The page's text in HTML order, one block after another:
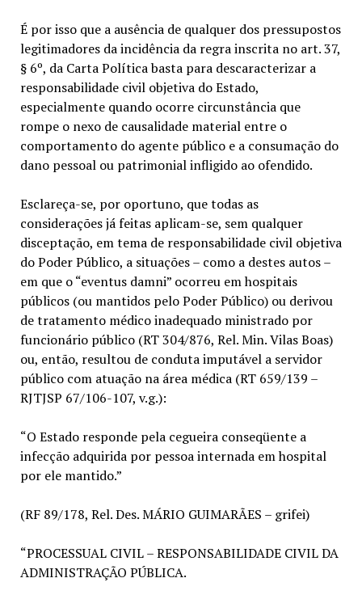
É por isso que a ausência de qualquer dos pressupostos
legitimadores da incidência da regra inscrita no art. 37,
§ 6º, da Carta Política basta para descaracterizar a
responsabilidade civil objetiva do Estado,
especialmente quando ocorre circunstância que
rompe o nexo de causalidade material entre o
comportamento do agente público e a consumação do
dano pessoal ou patrimonial infligido ao ofendido.
Esclareça-se, por oportuno, que todas as
considerações já feitas aplicam-se, sem qualquer
disceptação, em tema de responsabilidade civil objetiva
do Poder Público, a situações – como a destes autos –
em que o “eventus damni” ocorreu em hospitais
públicos (ou mantidos pelo Poder Público) ou derivou
de tratamento médico inadequado ministrado por
funcionário público (RT 304/876, Rel. Min. Vilas Boas)
ou, então, resultou de conduta imputável a servidor
público com atuação na área médica (RT 659/139 –
RJTJSP 67/106-107, v.g.):
“O Estado responde pela cegueira conseqüente a
infecção adquirida por pessoa internada em hospital
por ele mantido.”
(RF 89/178, Rel. Des. MÁRIO GUIMARÃES – grifei)
“PROCESSUAL CIVIL – RESPONSABILIDADE CIVIL DA
ADMINISTRAÇÃO PÚBLICA.